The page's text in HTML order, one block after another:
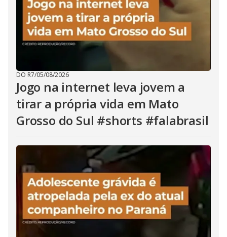
DO R7/05/08/2026
Jogo na internet leva jovem a
tirar a própria vida em Mato
Grosso do Sul #shorts #falabrasil